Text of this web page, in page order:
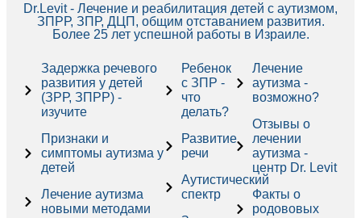
Dr.Levit - Лечение и реабилитация детей с аутизмом,
ЗПРР, ЗПР, ДЦП, общим отставанием развития.
Более 25 лет успешной работы в Израиле.
Задержка речевого
развития у детей
(ЗРР, ЗПРР) -
изучите
Признаки и
симптомы аутизма у
детей
Лечение аутизма
новыми методами
Ребенок
с ЗПР -
что
делать?
Развитие
речи
Аутистический
спектр
Лечение
аутизма -
возможно?
Отзывы о
лечении
аутизма -
центр Dr. Levit
Факты о
родововых